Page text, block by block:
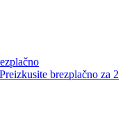
Preizkusite brezplačno za 2